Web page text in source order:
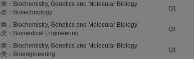
类：Biochemistry, Genetics and Molecular Biology
类：Biotechnology
Q1
类：Biochemistry, Genetics and Molecular Biology
类：Biomedical Engineering
Q1
类：Biochemistry, Genetics and Molecular Biology
类：Bioengineering
Q1